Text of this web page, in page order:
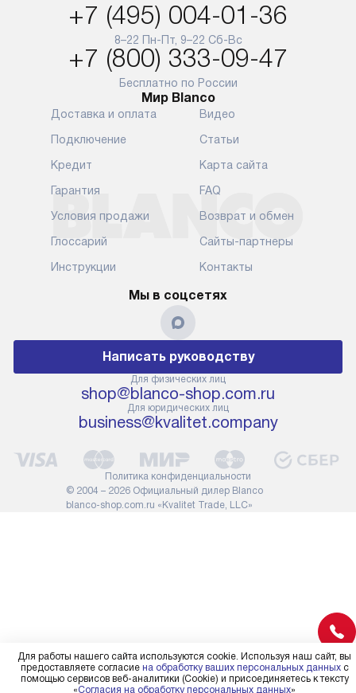
аксессуаров не предусмотрена.
Для доставки в другие регионы
мы используем услуги
транспортной компании.
Уточняйте все условия доставки
у нашего менеджера при
оформлении заказа.
В установленный день наша
упакованный прибор прямо
к вашей двери или до прихожей.
Если вам необходимо
переместить прибор к месту его
установки, пожалуйста,
предварительно обсудите это
с нашим менеджером. Эта
подлежит оплате. Важно
помнить, что если размеры
прибора не позволяют его
проходу через дверной проем,
сотрудники транспортной
службы не имеют права
или другие выступающие
элементы, так как это может
повлиять на гарантийное
обслуживание в будущем.
возможные
Готовые
первый
расходных
требуется
+7 (495) 004-01-36
8–22 Пн-Пт, 9–22 Сб-Вс
+7 (800) 333-09-47
Бесплатно по России
Мир Blanco
Доставка и оплата
Подключение
Кредит
Гарантия
Условия продажи
Глоссарий
Инструкции
Видео
Статьи
Карта сайта
FAQ
Возврат и обмен
Сайты-партнеры
Контакты
Мы в соцсетях
Написать руководству
Для физических лиц
shop@blanco-shop.com.ru
Для юридических лиц
business@kvalitet.company
© 2004 – 2026 Официальный дилер Blanco
blanco-shop.com.ru «Kvalitet Trade, LLC»
Политика конфиденциальности
Для работы нашего сайта используются cookie. Используя наш сайт, вы
предоставляете согласие на обработку ваших персональных данныхс
помощью сервисов веб-аналитики (Cookie) и присоединяетесь к тексту
«Согласия на обработку персональных данных»